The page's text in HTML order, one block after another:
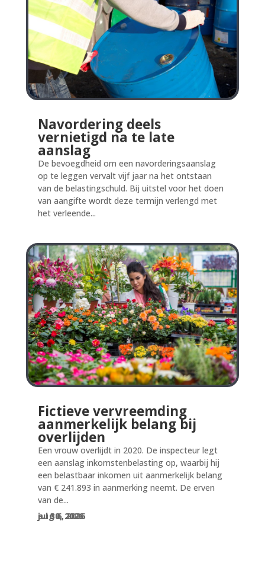
aug 6, 2026
Navordering deels
vernietigd na te late
aanslag
jul 30, 2026
De bevoegdheid om een navorderingsaanslag
op te leggen vervalt vijf jaar na het ontstaan
van de belastingschuld. Bij uitstel voor het doen
van aangifte wordt deze termijn verlengd met
het verleende...
Fictieve vervreemding
aanmerkelijk belang bij
overlijden
jul 30, 2026
Een vrouw overlijdt in 2020. De inspecteur legt
een aanslag inkomstenbelasting op, waarbij hij
een belastbaar inkomen uit aanmerkelijk belang
van € 241.893 in aanmerking neemt. De erven
van de...